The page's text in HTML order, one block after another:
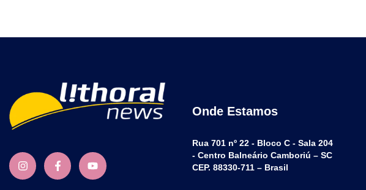
Onde Estamos
Rua 701 nº 22 - Bloco C - Sala 204
- Centro Balneário Camboriú – SC
CEP. 88330-711 – Brasil